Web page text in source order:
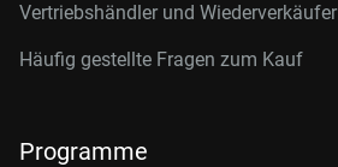
Vertriebshändler und Wiederverkäufer
Häufig gestellte Fragen zum Kauf
Programme